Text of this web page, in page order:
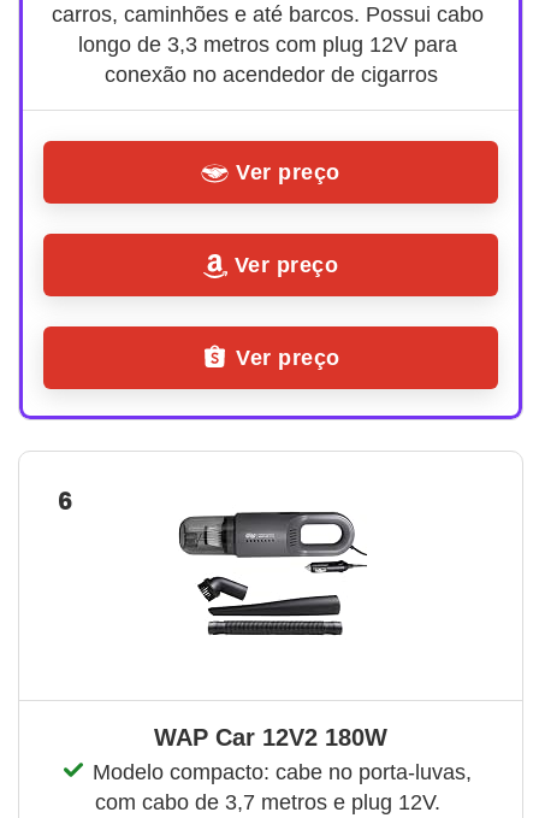
carros, caminhões e até barcos. Possui cabo
longo de 3,3 metros com plug 12V para
conexão no acendedor de cigarros
Ver preço
Ver preço
Ver preço
6
WAP Car 12V2 180W
Modelo compacto: cabe no porta-luvas,
com cabo de 3,7 metros e plug 12V.